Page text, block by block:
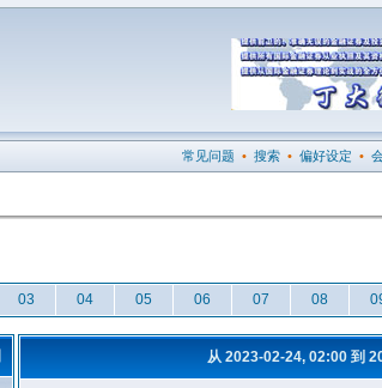
常见问题 • 搜索 • 偏好设定 •
03 04 05 06 07 08
从 2023-02-24, 02:00 到